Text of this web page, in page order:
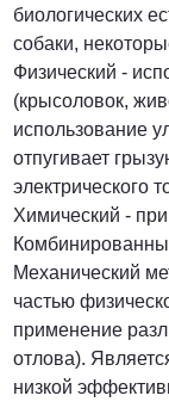
биологических
собаки,
Физический -
(крысоловок,
использование
отпугивает
электрического
Химический -
Механический
частью
применение
отлова).
низкой